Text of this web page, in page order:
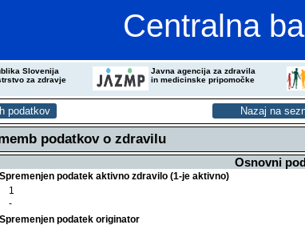
Centralna
Slovenija
za zdravje
Javna agencija za zdravila
in medicinske pripomočke
podatkov o zdravilu
Osnovni
Spremenjen podatek aktivno zdravilo (1-je aktivno)
1
-
Spremenjen podatek originator